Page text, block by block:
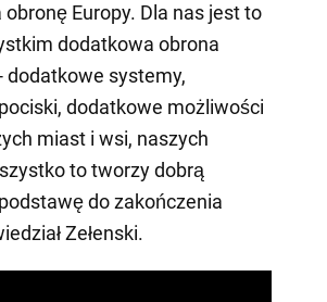
Europy. Dla nas jest to
dodatkowa obrona
dodatkowe systemy,
dodatkowe możliwości
miast i wsi, naszych
to tworzy dobrą
do zakończenia
Zełenski.